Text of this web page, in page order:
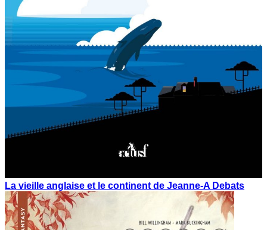
La vieille anglaise et le continent de Jeanne-A Debats